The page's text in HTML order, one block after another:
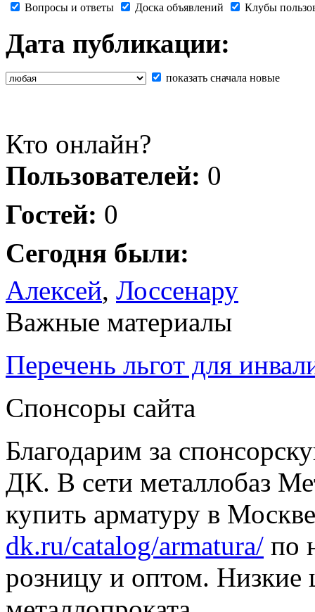
Вопросы и ответы
Доска объявлений Клубы
Дата публикации:
показать сначала новые
Кто онлайн?
Пользователей: 0
Гостей: 0
Сегодня были:
Алексей, Лоссенару
Важные материалы
Перечень льгот для
Спонсоры сайта
Благодарим за
ДК. В сети металлобаз
купить арматуру в
dk.ru/catalog/armatura/ по
розницу и оптом. Низкие